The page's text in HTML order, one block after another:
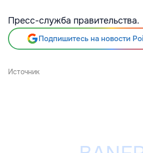
Пресс-служба правительства.
Подпишитесь на новости
Источник